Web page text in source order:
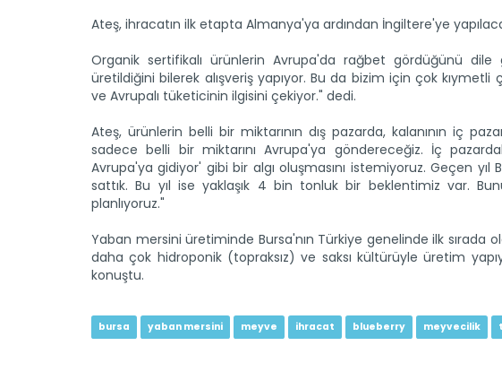
Ateş, ihracatın ilk etapta Almanya'ya ardından İngiltere'ye
Organik sertifikalı ürünlerin Avrupa'da rağbet gördüğünü
üretildiğini bilerek alışveriş yapıyor. Bu da bizim için çok
ve Avrupalı tüketicinin ilgisini çekiyor." dedi.
Ateş, ürünlerin belli bir miktarının dış pazarda, kalanının iç
sadece belli bir miktarını Avrupa'ya göndereceğiz. İç
Avrupa'ya gidiyor' gibi bir algı oluşmasını istemiyoruz. Geçen
sattık. Bu yıl ise yaklaşık 4 bin tonluk bir beklentimiz var.
planlıyoruz."
Yaban mersini üretiminde Bursa'nın Türkiye genelinde ilk
daha çok hidroponik (topraksız) ve saksı kültürüyle üretim
konuştu.
bursa yaban mersini meyve ihracat blueberry meyvecilik